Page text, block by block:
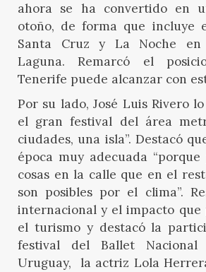
ahora se ha convertido en
otoño, de forma que incluye
Santa Cruz y La Noche
Laguna. Remarcó el
Tenerife puede alcanzar con
Por su lado, José Luis Rivero
el gran festival del área
ciudades, una isla”. Destacó
época muy adecuada
cosas en la calle que en el
son posibles por el clima”.
internacional y el impacto que
el turismo y destacó la
festival del Ballet
Uruguay, la actriz Lola